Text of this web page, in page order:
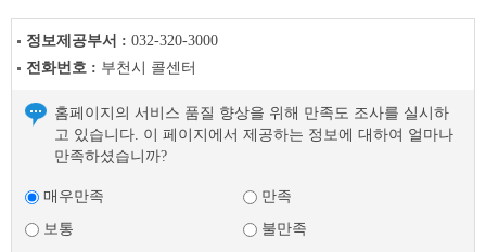
정보제공부서 : 032-320-3000
전화번호 : 부천시 콜센터
홈페이지의 서비스 품질 향상을 위해 만족도 조사를 실시하
고 있습니다. 이 페이지에서 제공하는 정보에 대하여 얼마나
만족하셨습니까?
매우만족
만족
보통
불만족